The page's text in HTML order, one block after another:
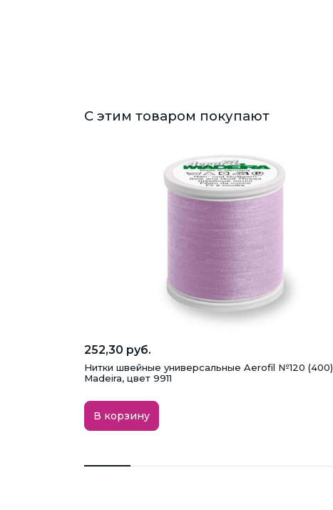
С этим товаром покупают
252,30 руб.
Нитки швейные универсальные Aerofil №120 (400)
Madeira, цвет 9911
В корзину